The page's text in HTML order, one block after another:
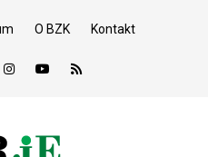
O BZK Kontakt